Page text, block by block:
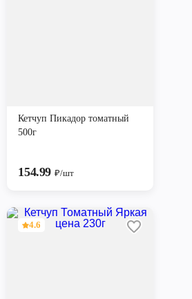
Кетчуп Пикадор томатный
500г
154.99 ₽/шт
4.6